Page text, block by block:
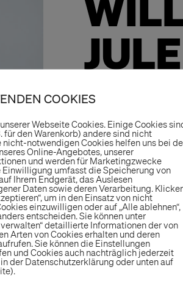
JULE
Wir freuen
Kreativteam.
Jule ist ab
tätig. Nach
auf neue
uns zu
Unterstützung
Wir
bereichernde
COOKIES
Webseite Cookies. Einige Cookies
für den Warenkorb) andere sind nicht
nicht-notwendigen Cookies helfen uns bei
Online-Angebotes, unserer
und werden für Marketingzwecke
umfasst die Speicherung von
Ihrem Endgerät, das Auslesen
Daten sowie deren Verarbeitung.
um in den Einsatz von nicht
einzuwilligen oder auf „Alle ablehnen“,
entscheiden. Sie können unter
detaillierte Informationen der von
Arten von Cookies erhalten und deren
Sie können die Einstellungen
und Cookies auch nachträglich jederzeit
der Datenschutzerklärung oder unten auf